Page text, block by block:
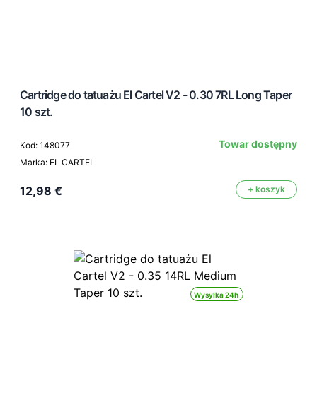
Cartridge do tatuażu El Cartel V2 - 0.30 7RL Long Taper
10 szt.
Kod: 148077
Marka: EL CARTEL
Towar dostępny
12,98 € + koszyk
Wysyłka 24h